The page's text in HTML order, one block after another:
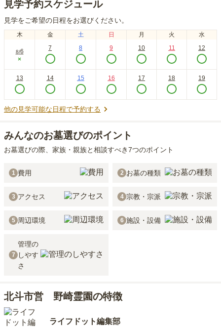
見学予約スケジュール
見学をご希望の日程をお選びください。
木 金 土 日 月 火 水
8/6
×
7 8 9 10 11 12
13 14 15 16 17 18 19
他の見学可能な日程で予約する
みんなのお墓選びのポイント
お墓選びの際、家族・親族と相談すべき7つのポイント
1 費用 2 お墓の種類
3 アクセス 4 宗教・宗派
5 周辺環境 6 施設・設備
7
管理の
しやす
さ
北斗市営 野崎霊園の特徴
ライフドット編集部